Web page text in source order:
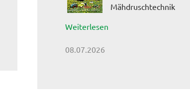
Mähdruschtechnik
Weiterlesen
08.07.2026